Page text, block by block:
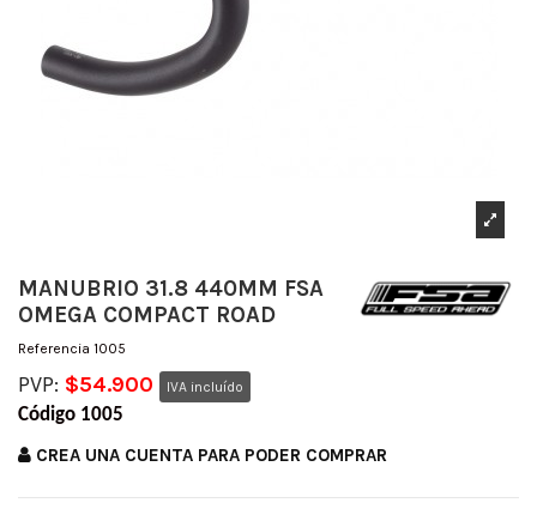
MANUBRIO 31.8 440MM FSA
OMEGA COMPACT ROAD
Referencia 1005
PVP: $54.900 IVA incluído
Código 1005
CREA UNA CUENTA PARA PODER COMPRAR